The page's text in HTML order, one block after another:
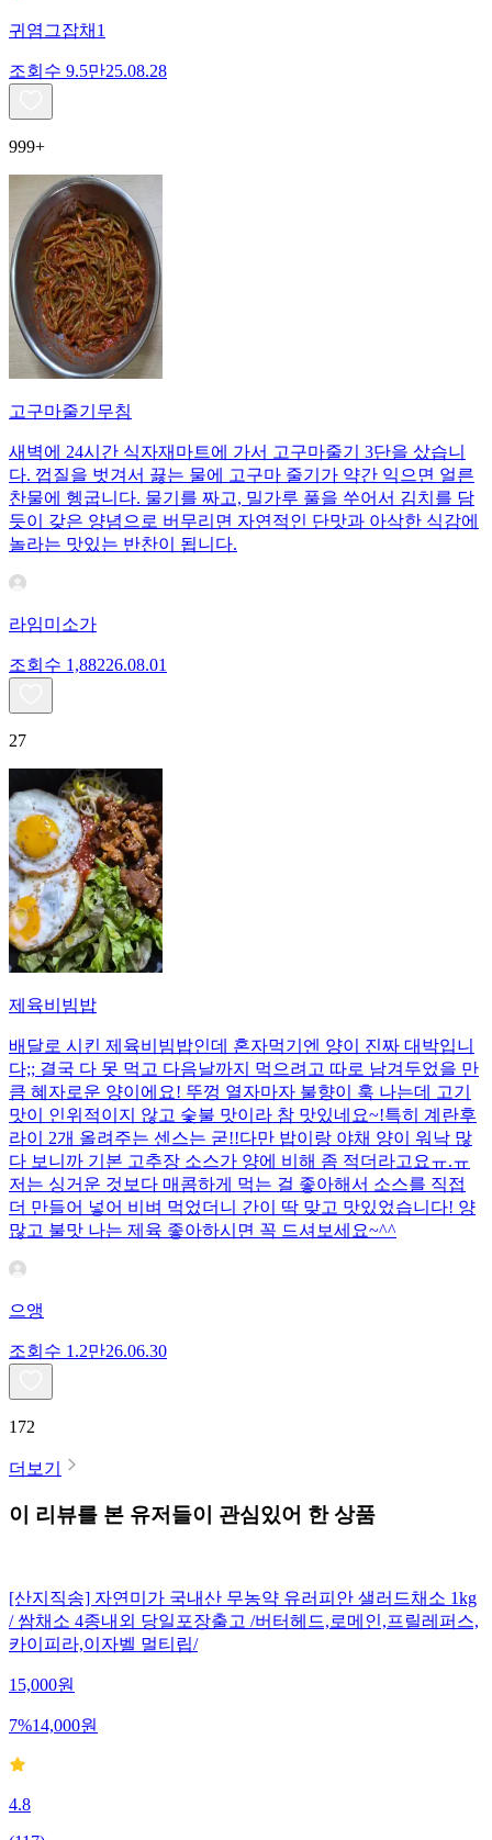
귀염그잡채1
조회수 9.5만25.08.28
999+
고구마줄기무침
새벽에 24시간 식자재마트에 가서 고구마줄기 3단을 샀습니
다. 껍질을 벗겨서 끓는 물에 고구마 줄기가 약간 익으면 얼른
찬물에 헹굽니다. 물기를 짜고, 밀가루 풀을 쑤어서 김치를 담
듯이 갖은 양념으로 버무리면 자연적인 단맛과 아삭한 식감에
놀라는 맛있는 반찬이 됩니다.
라임미소가
조회수 1,88226.08.01
27
제육비빔밥
배달로 시킨 제육비빔밥인데 혼자먹기엔 양이 진짜 대박입니
다;; 결국 다 못 먹고 다음날까지 먹으려고 따로 남겨두었을 만
큼 혜자로운 양이에요! 뚜껑 열자마자 불향이 훅 나는데 고기
맛이 인위적이지 않고 숯불 맛이라 참 맛있네요~!특히 계란후
라이 2개 올려주는 센스는 굳!! ​다만 밥이랑 야채 양이 워낙 많
다 보니까 기본 고추장 소스가 양에 비해 좀 적더라고요ㅠ.ㅠ
저는 싱거운 것보다 매콤하게 먹는 걸 좋아해서 소스를 직접
더 만들어 넣어 비벼 먹었더니 간이 딱 맞고 맛있었습니다! 양
많고 불맛 나는 제육 좋아하시면 꼭 드셔보세요~^^
으앵
조회수 1.2만26.06.30
172
더보기
이 리뷰를 본 유저들이 관심있어 한 상품
[산지직송] 자연미가 국내산 무농약 유러피안 샐러드채소 1kg
/ 쌈채소 4종내외 당일포장출고 /버터헤드,로메인,프릴레퍼스,
카이피라,이자벨 멀티립/
15,000원
7%14,000원
4.8